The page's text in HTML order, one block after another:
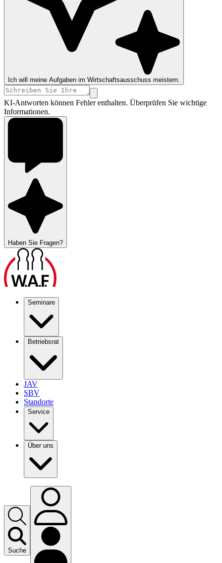
Ich will meine Aufgaben im Wirtschaftsausschuss meistern.
KI-Antworten können Fehler enthalten. Überprüfen Sie wichtige
Informationen.
Haben Sie Fragen?
Seminare
Betriebsrat
JAV
SBV
Standorte
Service
Über uns
Suche